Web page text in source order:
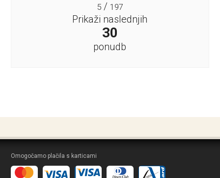
5/ 197
Prikaži naslednjih
30
ponudb
Omogočamo plačila s karticami